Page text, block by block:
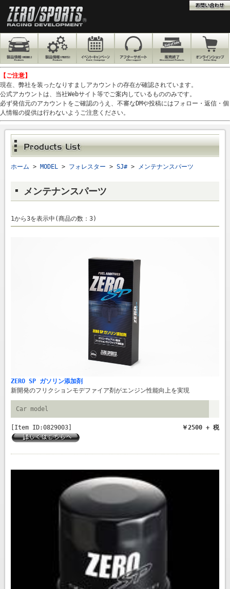
【ご注意】
現在、弊社を装ったなりすましアカウントの存在が確認されています。
公式アカウントは、当社Webサイト等でご案内しているもののみです。
必ず発信元のアカウントをご確認のうえ、不審なDMや投稿にはフォロー・返信・個
人情報の提供は行わないようご注意ください。
ホーム > MODEL> フォレスター > SJ#> メンテナンスパーツ
メンテナンスパーツ
1から3を表示中(商品の数：3)
ZERO SP ガソリン添加剤
新開発のフリクションモデファイア剤がエンジン性能向上を実現
Car model
[Item ID:0829003] ￥2500 + 税